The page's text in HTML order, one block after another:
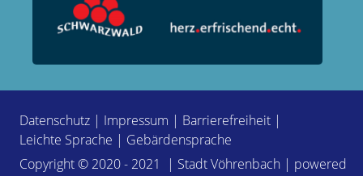
Datenschutz | Impressum | Barrierefreiheit |
Leichte Sprache | Gebärdensprache
Copyright © 2020 - 2021 | Stadt Vöhrenbach | powered